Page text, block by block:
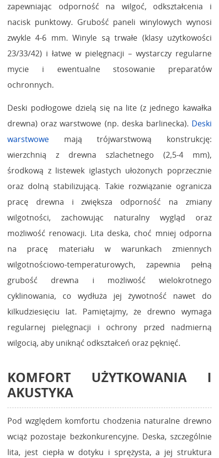
zapewniając odporność na wilgoć, odkształcenia i
nacisk punktowy. Grubość paneli winylowych wynosi
zwykle 4-6 mm. Winyle są trwałe (klasy użytkowości
23/33/42) i łatwe w pielęgnacji – wystarczy regularne
mycie i ewentualne stosowanie preparatów
ochronnych.
Deski podłogowe dzielą się na lite (z jednego kawałka
drewna) oraz warstwowe (np. deska barlinecka). Deski
warstwowe mają trójwarstwową konstrukcję:
wierzchnią z drewna szlachetnego (2,5-4 mm),
środkową z listewek iglastych ułożonych poprzecznie
oraz dolną stabilizującą. Takie rozwiązanie ogranicza
pracę drewna i zwiększa odporność na zmiany
wilgotności, zachowując naturalny wygląd oraz
możliwość renowacji. Lita deska, choć mniej odporna
na pracę materiału w warunkach zmiennych
wilgotnościowo-temperaturowych, zapewnia pełną
grubość drewna i możliwość wielokrotnego
cyklinowania, co wydłuża jej żywotność nawet do
kilkudziesięciu lat. Pamiętajmy, że drewno wymaga
regularnej pielęgnacji i ochrony przed nadmierną
wilgocią, aby uniknąć odkształceń oraz pęknięć.
KOMFORT UŻYTKOWANIA I
AKUSTYKA
Pod względem komfortu chodzenia naturalne drewno
wciąż pozostaje bezkonkurencyjne. Deska, szczególnie
lita, jest ciepła w dotyku i sprężysta, a jej struktura